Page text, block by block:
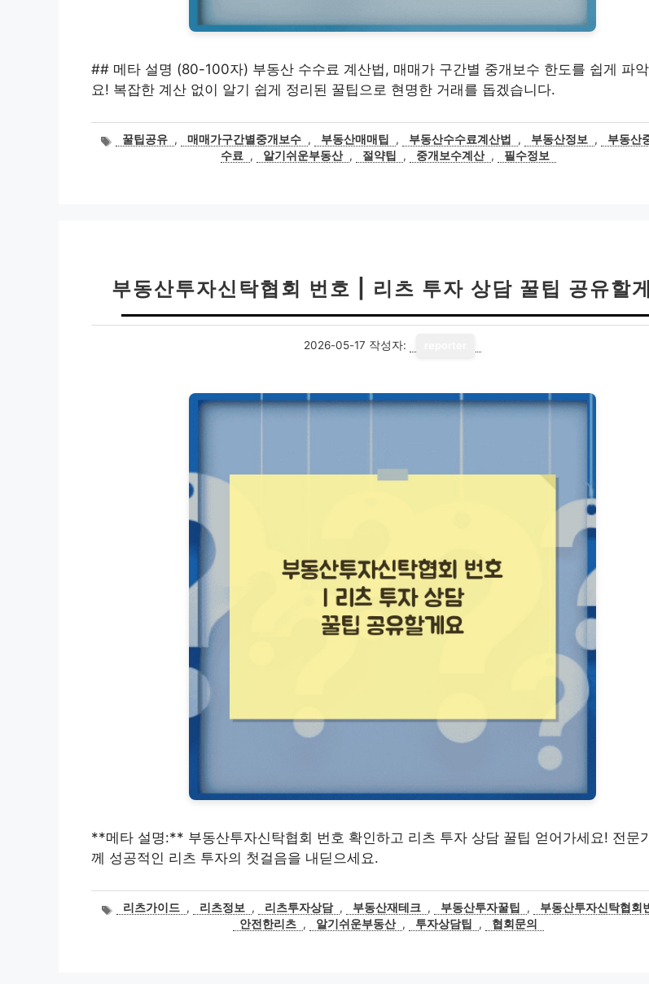
## 메타 설명 (80-100자) 부동산 수수료 계산법, 매매가 구간별 중개보수 한도를 쉽게 파
요! 복잡한 계산 없이 알기 쉽게 정리된 꿀팁으로 현명한 거래를 돕겠습니다.
태꿀팁공유 , 매매가구간별중개보수 , 부동산매매팁 , 부동산수수료계산법 , 부동산정보 ,
부동산
수료
, 알기쉬운부동산 , 절약팁 , 중개보수계산 , 필수정보
부동산투자신탁협회 번호 | 리츠 투자 상담 꿀팁 공유할
2026-05-17 작성자:
**메타 설명:** 부동산투자신탁협회 번호 확인하고 리츠 투자 상담 꿀팁 얻어가세요! 전문
께 성공적인 리츠 투자의 첫걸음을 내딛으세요.
태리츠가이드 , 리츠정보 , 리츠투자상담 , 부동산재테크 , 부동산투자꿀팁 , 부동산투자신탁협회
안전한리츠 , 알기쉬운부동산 , 투자상담팁 , 협회문의